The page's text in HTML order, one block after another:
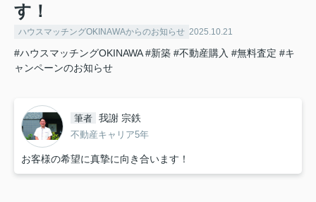
す！
ハウスマッチングOKINAWAからのお知らせ 2025.10.21
#ハウスマッチングOKINAWA #新築 #不動産購入 #無料査定 #キ
ャンペーンのお知らせ
筆者 我謝 宗鉄
不動産キャリア5年
お客様の希望に真摯に向き合います！